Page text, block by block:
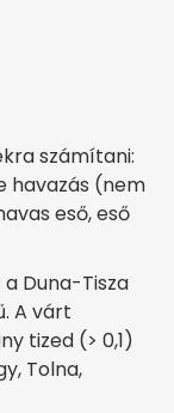
számítani:
havazás (nem
eső, eső
Duna-Tisza
A várt
tized (> 0,1)
Tolna,